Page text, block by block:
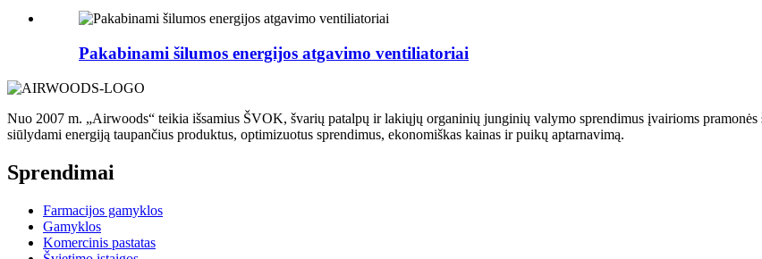
Pakabinami šilumos energijos atgavimo ventiliatoriai
Nuo 2007 m. „Airwoods“ teikia išsamius ŠVOK, švarių patalpų ir lakiųjų organinių junginių valymo sprendimus įvairioms
siūlydami energiją taupančius produktus, optimizuotus sprendimus, ekonomiškas kainas ir puikų aptarnavimą.
Sprendimai
Farmacijos gamyklos
Gamyklos
Komercinis pastatas